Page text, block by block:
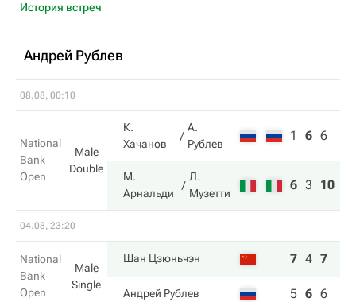
История встреч
Андрей Рублев
08.08, 00:10
National
Bank
Open
Male
Double
К.
Хачанов
А.
Рублев
1 6 6
М.
Арнальди
Л.
Музетти
6 3 10
04.08, 23:20
National
Bank
Open
Male
Single
Шан Цзюньчэн 7 4 7
Андрей Рублев 5 6 6